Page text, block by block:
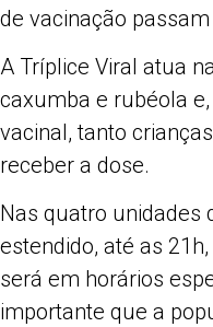
de vacinação
A Tríplice Viral atua
caxumba e rubéola
vacinal, tanto
receber a dose.
Nas quatro unidades
estendido, até as
será em horários
importante que a